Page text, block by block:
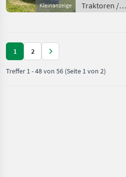
Kleinanzeige
Traktoren /
Standard
1 2
Treffer 1-48von 56 (Seite 1 von 2)